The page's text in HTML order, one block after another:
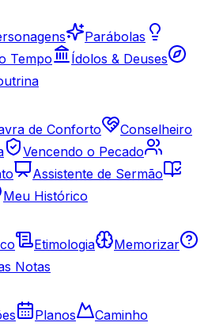
Parábolas
Tempo
Ídolos & Deuses
de Conforto
Conselheiro
Vencendo o Pecado
Assistente de Sermão
Meu Histórico
Etimologia
Memorizar
Notas
Planos Caminho